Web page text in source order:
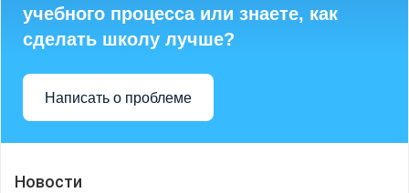
учебного процесса или знаете, как
сделать школу лучше?
Написать о проблеме
Новости